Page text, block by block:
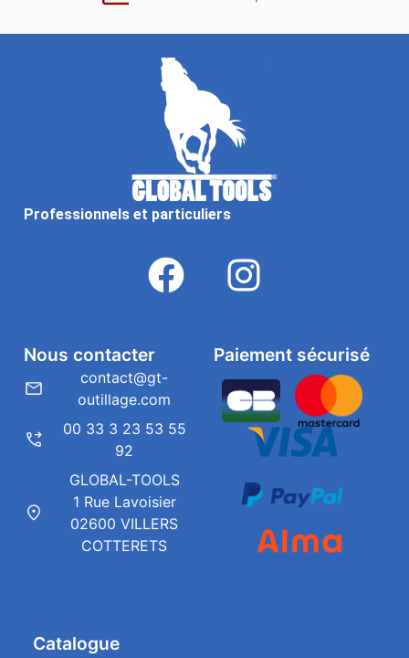
Professionnels et particuliers
Catalogue
Paiement sécurisé
Nous contacter
contact@gt-
outillage.com
00 33 3 23 53 55
92
GLOBAL-TOOLS
1 Rue Lavoisier
02600 VILLERS
COTTERETS